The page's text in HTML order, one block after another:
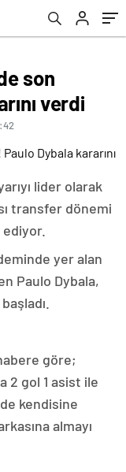
son
verdi
lider olarak
transfer dönemi
ediyor.
yer alan
Paulo Dybala,
göre;
2 gol 1 asist ile
kendisine
almayı